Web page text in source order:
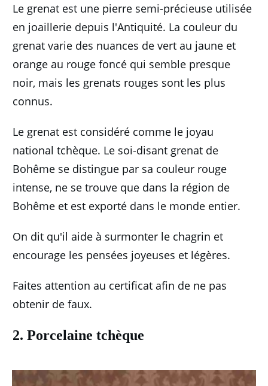
Le grenat est une pierre semi-précieuse utilisée
en joaillerie depuis l'Antiquité. La couleur du
grenat varie des nuances de vert au jaune et
orange au rouge foncé qui semble presque
noir, mais les grenats rouges sont les plus
connus.
Le grenat est considéré comme le joyau
national tchèque. Le soi-disant grenat de
Bohême se distingue par sa couleur rouge
intense, ne se trouve que dans la région de
Bohême et est exporté dans le monde entier.
On dit qu'il aide à surmonter le chagrin et
encourage les pensées joyeuses et légères.
Faites attention au certificat afin de ne pas
obtenir de faux.
2. Porcelaine tchèque